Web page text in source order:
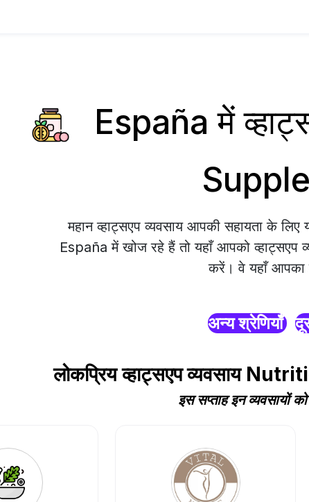
España में
महान व्हाट्सएप व्यवसाय आपकी सहायता के
España में खोज रहे हैं तो यहाँ आपको व्हाट्सएप
करें। वे यहाँ आपका
अन्य श्रेणियाँ
लोकप्रिय व्हाट्सएप व्यवसाय
इस सप्ताह इन व्यवसायों